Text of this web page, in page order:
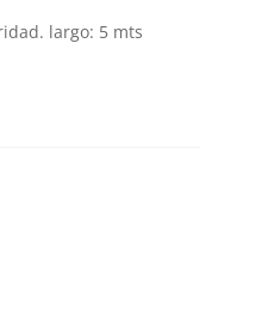
largo: 5 mts